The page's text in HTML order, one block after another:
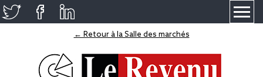
← Retour à la Salle des marchés